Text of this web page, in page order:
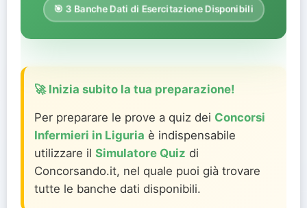
🎯 3 Banche Dati di Esercitazione Disponibili
🚀 Inizia subito la tua preparazione!
Per preparare le prove a quiz dei Concorsi
Infermieri in Liguria è indispensabile
utilizzare il Simulatore Quiz di
Concorsando.it, nel quale puoi già trovare
tutte le banche dati disponibili.